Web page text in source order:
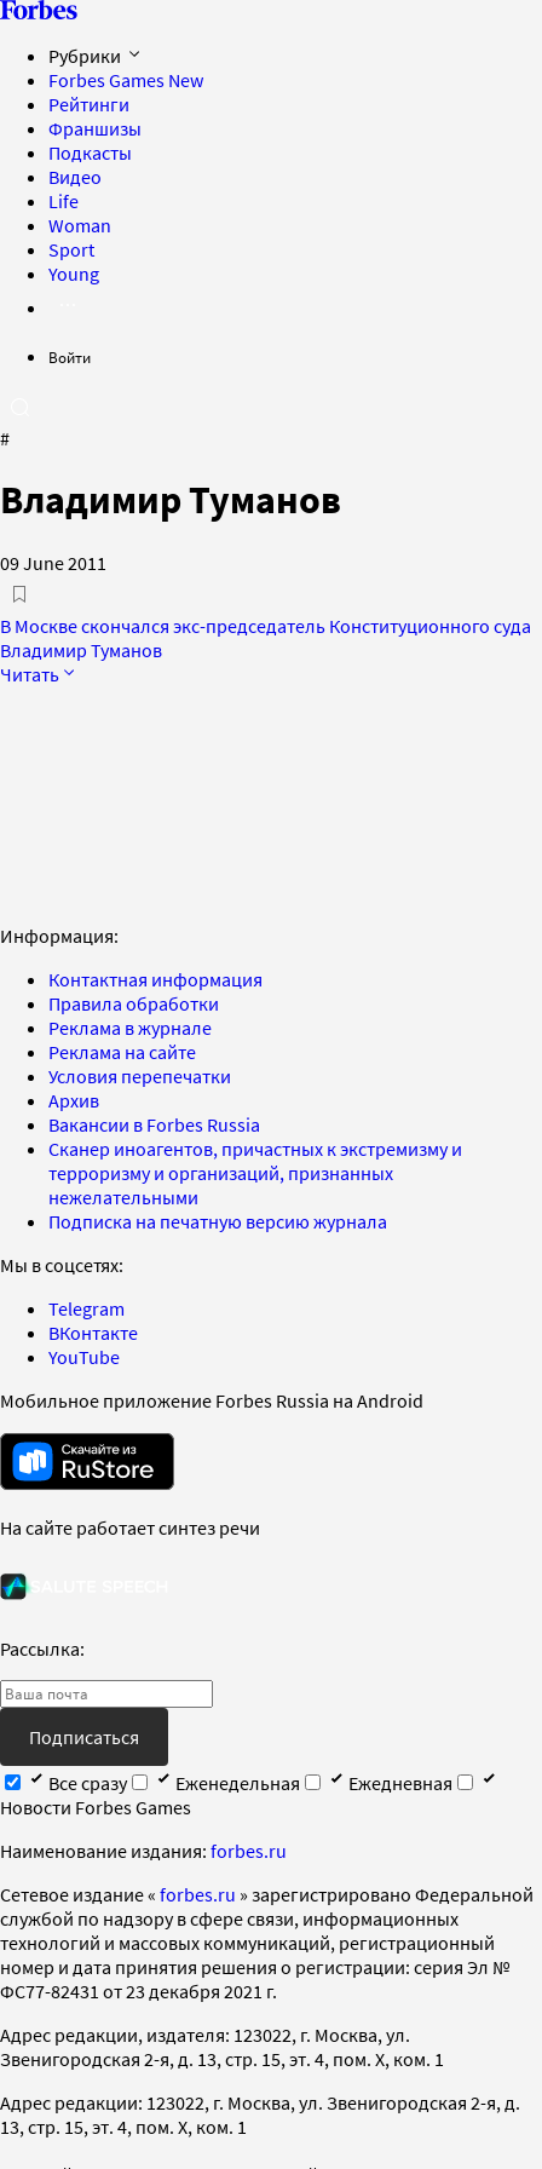
Рубрики
Forbes Games New
Рейтинги
Франшизы
Подкасты
Видео
Life
Woman
Sport
Young
Войти
#
Владимир Туманов
09 June 2011
В Москве скончался экс-председатель Конституционного суда
Владимир Туманов
Читать
Информация:
Контактная информация
Правила обработки
Реклама в журнале
Реклама на сайте
Условия перепечатки
Архив
Вакансии в Forbes Russia
Сканер иноагентов, причастных к экстремизму и
терроризму и организаций, признанных
нежелательными
Подписка на печатную версию журнала
Мы в соцсетях:
Telegram
ВКонтакте
YouTube
Мобильное приложение Forbes Russia на Android
На сайте работает синтез речи
Рассылка:
Подписаться
Все сразу
Еженедельная
Ежедневная
Новости Forbes Games
Наименование издания: forbes.ru
Cетевое издание « forbes.ru » зарегистрировано Федеральной
службой по надзору в сфере связи, информационных
технологий и массовых коммуникаций, регистрационный
номер и дата принятия решения о регистрации: серия Эл №
ФС77-82431 от 23 декабря 2021 г.
Адрес редакции, издателя: 123022, г. Москва, ул.
Звенигородская 2-я, д. 13, стр. 15, эт. 4, пом. X, ком. 1
Адрес редакции: 123022, г. Москва, ул. Звенигородская 2-я, д.
13, стр. 15, эт. 4, пом. X, ком. 1